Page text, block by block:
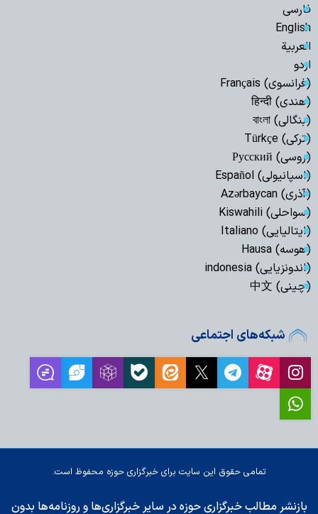
فارسی
English
العربیة
اردو
(فرانسوی) Français
(هندی) हिन्दी
(بنگالی) বাংলা
(ترکی) Türkçe
(روسی) Русский
(اسپانیولی) Español
(آذری) Azərbaycan
(سواحلی) Kiswahili
(ایتالیایی) Italiano
(هوسه) Hausa
(اندونزیایی) indonesia
(چینی) 中文
شبکه‌های اجتماعی
تمامی حقوق این سایت برای خبرگزاری حوزه محفوظ است.
بازنشر مطالب خبرگزاری حوزه در سایر خبرگزاری‌ها و روزنامه‌ها بدون